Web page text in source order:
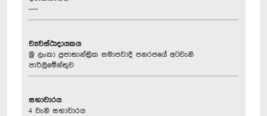
----
ව්‍යවස්ථාදායකය
ශ්‍රී ලංකා ප්‍රජාතාන්ත්‍රික සමාජවාදී ජනරජයේ අටවැනි
පාර්ලිමේන්තුව
සභාවාරය
4 වැනි සභාවාරය